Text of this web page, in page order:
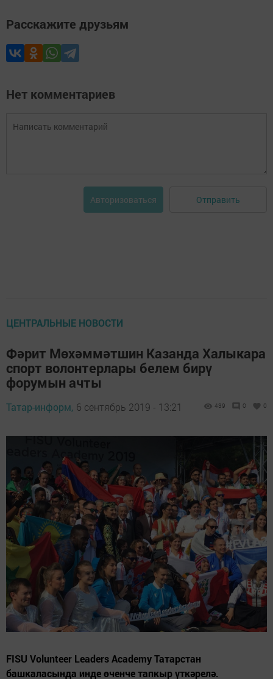
Расскажите друзьям
Нет комментариев
Авторизоваться Отправить
ЦЕНТРАЛЬНЫЕ НОВОСТИ
Фәрит Мөхәммәтшин Казанда Халыкара
спорт волонтерлары белем бирү
форумын ачты
Татар-информ, 6 сентябрь 2019 - 13:21 439 0 0
FISU Volunteer Leaders Academy Татарстан
башкаласында инде өченче тапкыр үткәрелә.